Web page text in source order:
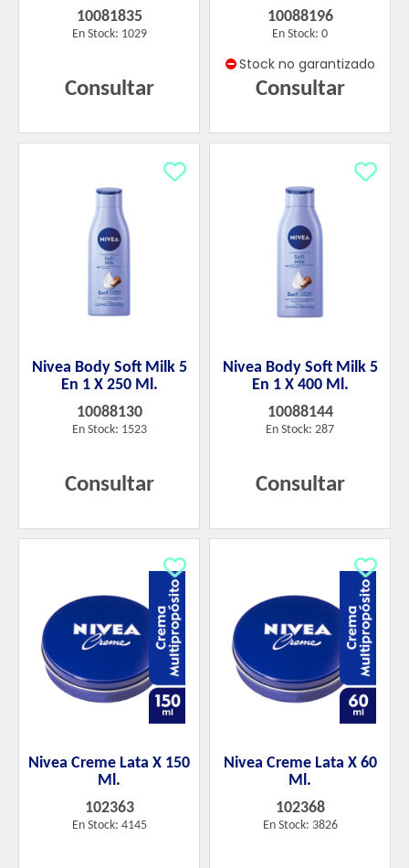
10081835
En Stock: 1029
Consultar
10088196
En Stock: 0
Stock no garantizado
Consultar
Nivea Body Soft Milk 5
En 1 X 250 Ml.
10088130
En Stock: 1523
Consultar
Nivea Body Soft Milk 5
En 1 X 400 Ml.
10088144
En Stock: 287
Consultar
Nivea Creme Lata X 150
Ml.
102363
En Stock: 4145
Nivea Creme Lata X 60
Ml.
102368
En Stock: 3826